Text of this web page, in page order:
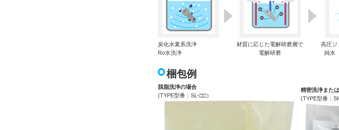
炭化水素系洗浄
Ro水洗浄
材質に応じた電解研磨層で
電解研磨
高圧ジ
純水
梱包例
脱脂洗浄の場合
(TYPE型番：SL-□□）
精密洗浄また
(TYPE型番：